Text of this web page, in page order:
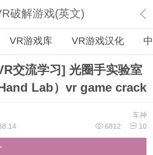
破解游戏(英文)
VR游戏库 VR游戏汉化
交流学习] 光圈手实验室
Lab）vr game crack
车神
6812
10